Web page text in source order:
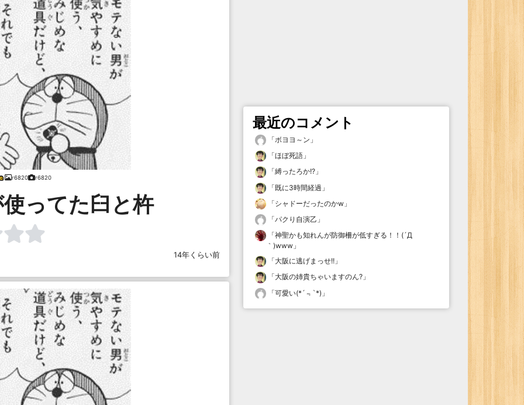
r6820 r6820
ってた臼と杵
14年くらい前
最近のコメント
「ボヨヨ～ン 」
「ほぼ死語 」
「縛ったろか!? 」
「既に3時間経過 」
「シャドーだったのかw 」
「パクり自演乙 」
「神聖かも知れんが防御柵が低すぎる！！(´Д
｀)www 」
「大阪に逃げまっせ!! 」
「大阪の姉貴ちゃいますのん? 」
「可愛い(*´﹃`*) 」